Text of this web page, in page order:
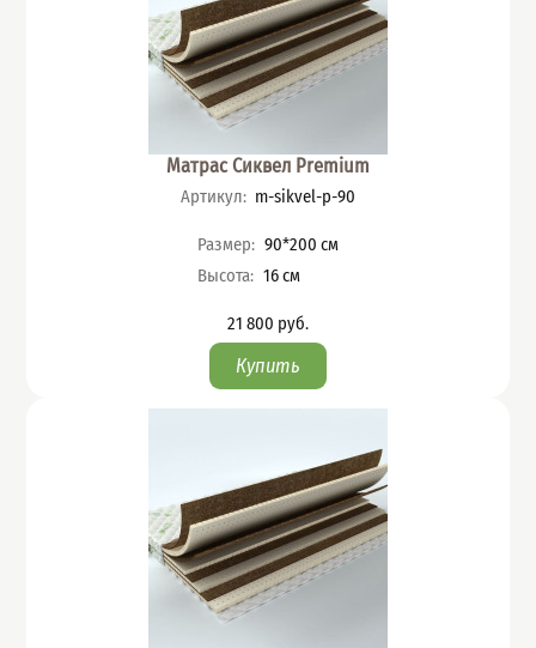
Матрас Сиквел Premium
Артикул: m-sikvel-p-90
Характеристики
Размер: 90*200 см
Высота: 16см
Цена
21 800 руб.